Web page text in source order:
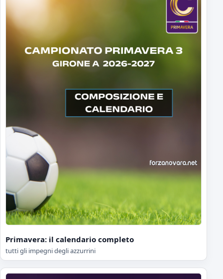
Primavera: il calendario completo
tutti gli impegni degli azzurrini